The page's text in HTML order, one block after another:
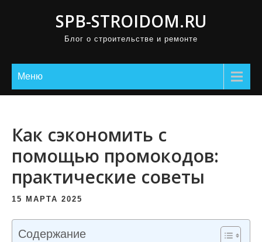
SPB-STROIDOM.RU
Блог о строительстве и ремонте
Меню
Как сэкономить с
помощью промокодов:
практические советы
15 МАРТА 2025
Содержание